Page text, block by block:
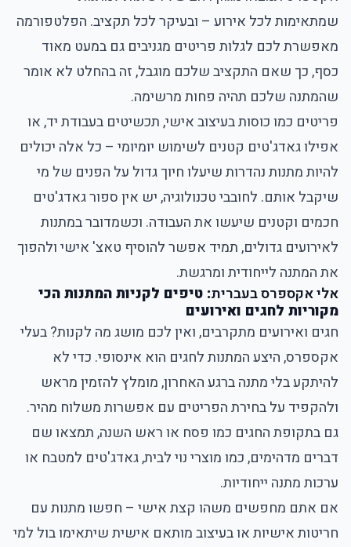
שמתאימות לכל אירוע – ובעיקר לכל תקציב. הפלטפורמה
מאפשרת לכם לגלות פריטים מגניבים גם במעט מאוד
כסף, כך שאם התקציב שלכם מוגבל, זה בהחלט לא אומר
שהמתנה שלכם תהיה פחות מרשימה.
פריטים כמו כוסות בעיצוב אישי, תכשיטים בעבודת יד, או
אפילו גאדג'טים קטנים לשימוש יומיומי – כל אלה יכולים
להיות מתנות נהדרות שיעלו חיוך גדול על הפנים של מי
שיקבל אותם. לחובבי טכנולוגיה, יש אין ספור גאדג'טים
חכמים וקטנים שיעשו את העבודה. וכשמדובר במתנות
לאירועים גדולים, תמיד אפשר להוסיף טאצ' אישי ולהפוך
את המתנה לייחודית ומרגשת.
אלי אקספרס בעברית: טיפים לקניות המתנות הכי
מקוריות לחגים ואירועים
חגים ואירועים מתקרבים, ואין לכם מושג מה לקנות? בעלי
אקספרס, היצע המתנות לחגים הוא אינסופי. כדי לא
להיתקע בלי מתנה ברגע האחרון, מומלץ להזמין מראש
ולהקפיד על בחירת הפריטים עם אפשרות משלוח מהיר.
גם בתקופת החגים כמו פסח או ראש השנה, תמצאו שם
דברים מדהימים, כמו מוצרי נוי לבית, גאדג'טים למטבח או
ערכות מתנה ייחודיות.
אם אתם מחפשים משהו קצת אישי – חפשו מתנות עם
חריטות אישיות או בעיצוב מותאם אישית שיתאימו בול למי